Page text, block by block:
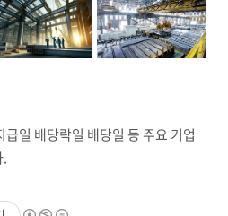
일 배당락일 배당일 등 주요 기업
.